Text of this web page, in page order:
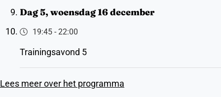
Dag 5, woensdag 16 december
19:45 -22:00
Trainingsavond 5
Lees meer over het programma